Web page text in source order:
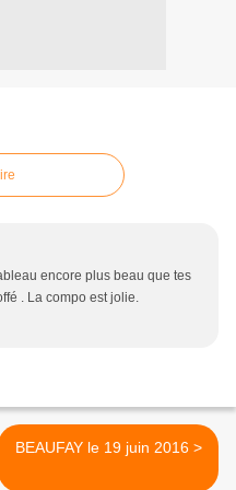
encore plus beau que tes
. La compo est jolie.
BEAUFAY le 19 juin 2016 >